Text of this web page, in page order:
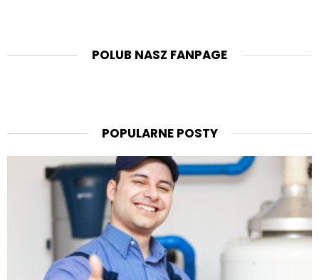
POLUB NASZ FANPAGE
POPULARNE POSTY